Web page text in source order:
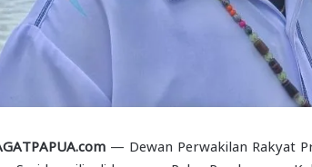
— Dewan Perwakilan Rakyat